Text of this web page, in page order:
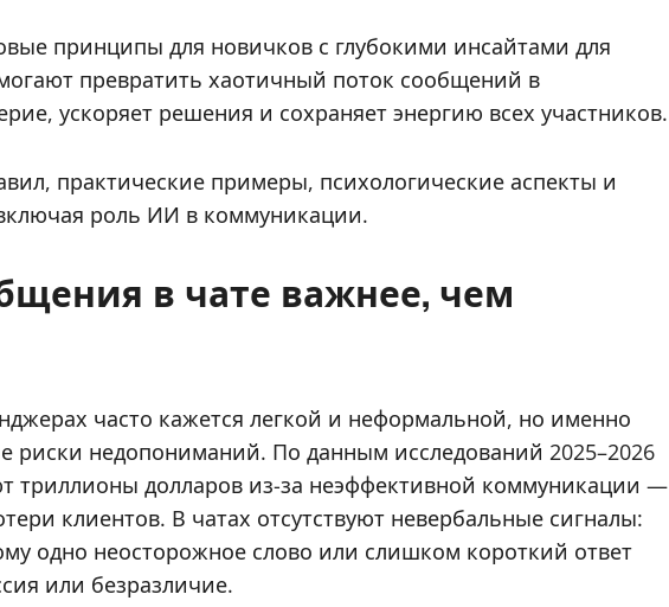
принципы для новичков с глубокими инсайтами для
превратить хаотичный поток сообщений в
ускоряет решения и сохраняет энергию всех участников.
практические примеры, психологические аспекты и
роль ИИ в коммуникации.
в чате важнее, чем
часто кажется легкой и неформальной, но именно
риски недопониманий. По данным исследований 2025–2026
триллионы долларов из-за неэффективной коммуникации —
клиентов. В чатах отсутствуют невербальные сигналы:
одно неосторожное слово или слишком короткий ответ
или безразличие.